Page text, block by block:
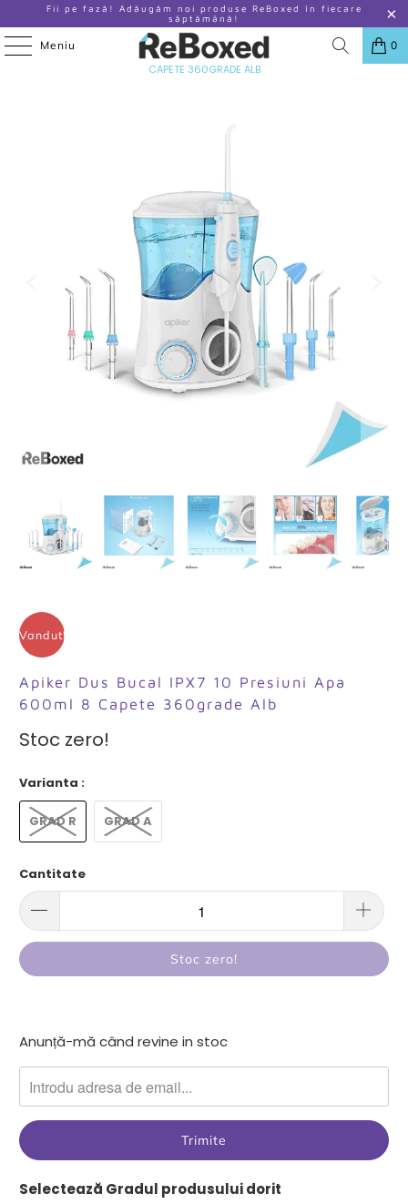
Fii pe fază! Adăugăm noi produse ReBoxed în fiecare
săptămână!
Meniu 0
ACASA /
APIKER DUS BUCAL IPX7 10 PRESIUNI APA 600ML 8
CAPETE 360GRADE ALB
Vandut!
Apiker Dus Bucal IPX7 10 Presiuni Apa
600ml 8 Capete 360grade Alb
Stoc zero!
Varianta :
GRAD R GRAD A
Cantitate
Stoc zero!
Anunta-
ma
cand
produsul
{{
product
devine
Anunță-mă când revine in stoc
Selectează Gradul produsului dorit